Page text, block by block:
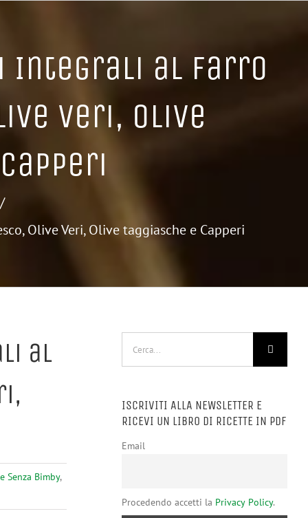
Integrali al Farro
Veri, Olive
Olive Veri, Olive taggiasche e Capperi
al
Senza Bimby,
ISCRIVITI ALLA NEWSLETTER E
RICEVI UN LIBRO DI RICETTE IN PDF
Email
Procedendo accetti la Privacy Policy.